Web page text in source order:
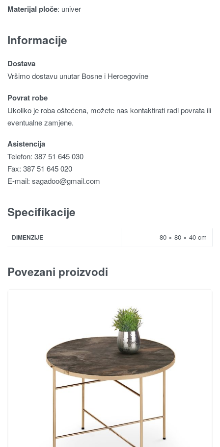
Materijal ploče: univer
Informacije
Dostava
Vršimo dostavu unutar Bosne i Hercegovine
Povrat robe
Ukoliko je roba oštećena, možete nas kontaktirati radi povrata ili
eventualne zamjene.
Asistencija
Telefon: 387 51 645 030
Fax: 387 51 645 020
E-mail: sagadoo@gmail.com
Specifikacije
DIMENZIJE 80 × 80 × 40 cm
Povezani proizvodi